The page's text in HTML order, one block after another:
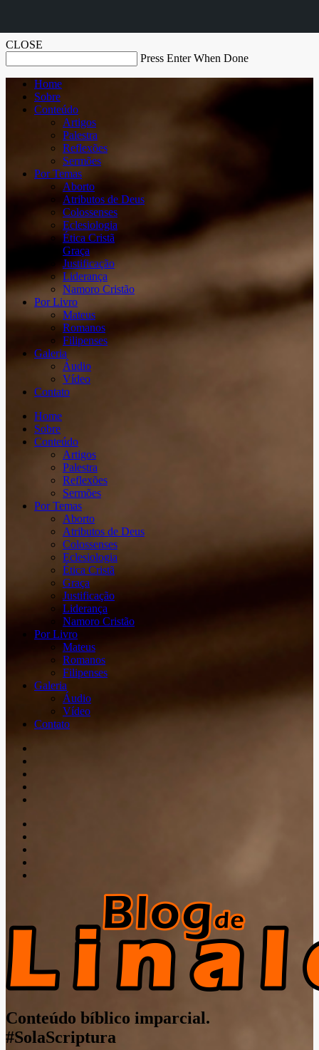
CLOSE
Press Enter When Done
Home
Sobre
Conteúdo
Artigos
Palestra
Reflexões
Sermões
Por Temas
Aborto
Atributos de Deus
Colossenses
Eclesiologia
Ética Cristã
Graça
Justificação
Liderança
Namoro Cristão
Por Livro
Mateus
Romanos
Filipenses
Galeria
Áudio
Vídeo
Contato
Home
Sobre
Conteúdo
Artigos
Palestra
Reflexões
Sermões
Por Temas
Aborto
Atributos de Deus
Colossenses
Eclesiologia
Ética Cristã
Graça
Justificação
Liderança
Namoro Cristão
Por Livro
Mateus
Romanos
Filipenses
Galeria
Áudio
Vídeo
Contato
Conteúdo bíblico imparcial.
#SolaScriptura